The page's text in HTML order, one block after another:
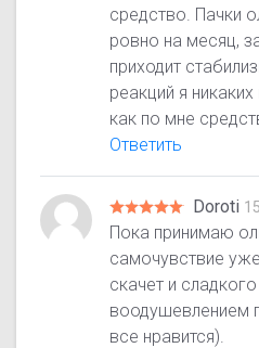
средство. Пачки
ровно на месяц,
приходит
реакций я
как по мне
Ответить
Doroti
Пока принимаю
самочувствие
скачет и
воодушевлением
все нравится).